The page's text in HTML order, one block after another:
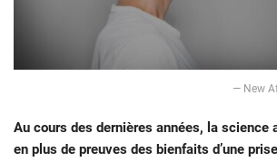
— New
Au cours des dernières années, la science
en plus de preuves des bienfaits d’une